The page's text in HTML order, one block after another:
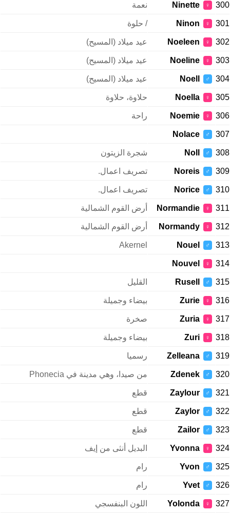
300
♀
Ninette نعمة
301
♀
Ninon / حلوة
302
♀
Noeleen عيد ميلاد (المسيح)
303
♀
Noeline عيد ميلاد (المسيح)
304
♂
Noell عيد ميلاد (المسيح)
305
♀
Noella حلاوة، حلاوة
306
♀
Noemie راحة
307
♂
Nolace
308
♂
Noll شجرة الزيتون
309
♂
Noreis تصريف اعمال.
310
♂
Norice تصريف اعمال.
311
♀
Normandie أرض القوم الشمالية
312
♀
Normandy أرض القوم الشمالية
313
♂
Nouel
Akernel
314
♀
Nouvel
315
♂
Rusell القليل
316
♀
Zurie بيضاء وجميلة
317
♀
Zuria صخرة
318
♀
Zuri بيضاء وجميلة
319
♂
Zelleana رسميا
320
♂
Zdenek من صيدا، وهي مدينة في Phonecia
321
♂
Zaylour قطع
322
♂
Zaylor قطع
323
♂
Zailor قطع
324
♀
Yvonna البديل أنثى من إيف
325
♂
Yvon رام
326
♂
Yvet رام
327
♀
Yolonda اللون البنفسجي